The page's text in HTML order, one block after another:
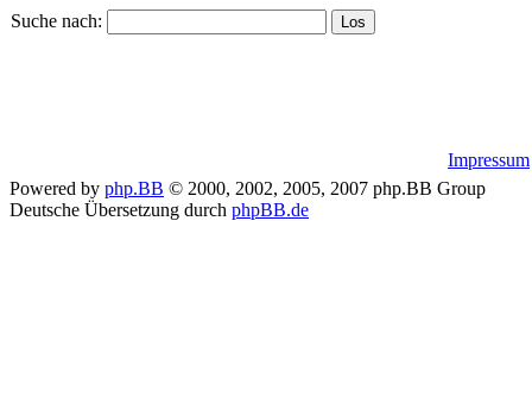
Suche nach:
Impressum
Powered by php.BB © 2000, 2002, 2005, 2007 php.BB Group
Deutsche Übersetzung durch phpBB.de